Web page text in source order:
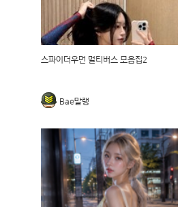
스파이더우먼 멀티버스 모음집2
Bae말랭